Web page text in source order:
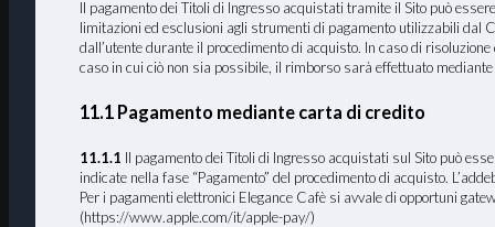
Il pagamento dei Titoli di Ingresso acquistati tramite il Sito può
limitazioni ed esclusioni agli strumenti di pagamento utilizzabili dal
dall’utente durante il procedimento di acquisto. In caso di
caso in cui ciò non sia possibile, il rimborso sarà effettuato
11.1 Pagamento mediante carta di credito
11.1.1 Il pagamento dei Titoli di Ingresso acquistati sul Sito può
indicate nella fase “Pagamento” del procedimento di acquisto.
Per i pagamenti elettronici Elegance Cafè si avvale di opportuni
(https://www.apple.com/it/apple-pay/)